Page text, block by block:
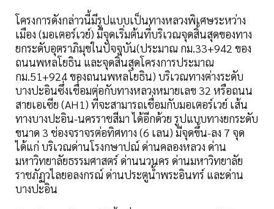
โครงการดังกล่าวนี้มีรูปแบบเป็นทางหลวงพิเศษระหว่าง
เมือง (มอเตอร์เวย์) มีจุดเริ่มต้นที่บริเวณจุดสิ้นสุดของทาง
ยกระดับอุตราภิมุขในปัจจุบัน(ประมาณ กม.33+942 ของ
ถนนพหลโยธิน และจุดสิ้นสุดโครงการประมาณ
กม.51+924 ของถนนพหลโยธิน) บริเวณทางต่างระดับ
บางปะอินซึ่งเชื่อมต่อกับทางหลวงหมายเลข 32 หรือถนน
สายเอเซีย (AH1) ที่จะสามารถเชื่อมกับมอเตอร์เวย์ เส้น
ทางบางปะอิน-นครราชสีมา ได้อีกด้วย รูปแบบทางยกระดับ
ขนาด 3 ช่องจราจรต่อทิศทาง (6 เลน) มีจุดขึ้น-ลง 7 จุด
ได้แก่ บริเวณด่านโรงกษาปณ์ ด่านคลองหลวง ด่าน
มหาวิทยาลัยธรรมศาสตร์ ด่านนวนคร ด่านมหาวิทยาลัย
ราชภัฏวไลยอลงกรณ์ ด่านประตูนํ้าพระอินทร์ และด่าน
บางปะอิน